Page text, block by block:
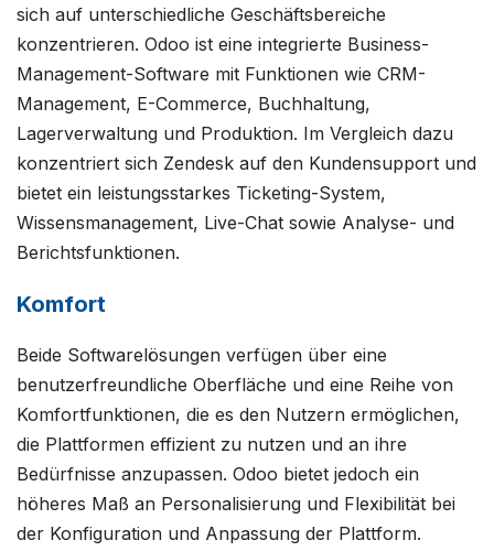
sich auf unterschiedliche Geschäftsbereiche
konzentrieren. Odoo ist eine integrierte Business-
Management-Software mit Funktionen wie CRM-
Management, E-Commerce, Buchhaltung,
Lagerverwaltung und Produktion. Im Vergleich dazu
konzentriert sich Zendesk auf den Kundensupport und
bietet ein leistungsstarkes Ticketing-System,
Wissensmanagement, Live-Chat sowie Analyse- und
Berichtsfunktionen.
Komfort
Beide Softwarelösungen verfügen über eine
benutzerfreundliche Oberfläche und eine Reihe von
Komfortfunktionen, die es den Nutzern ermöglichen,
die Plattformen effizient zu nutzen und an ihre
Bedürfnisse anzupassen. Odoo bietet jedoch ein
höheres Maß an Personalisierung und Flexibilität bei
der Konfiguration und Anpassung der Plattform.